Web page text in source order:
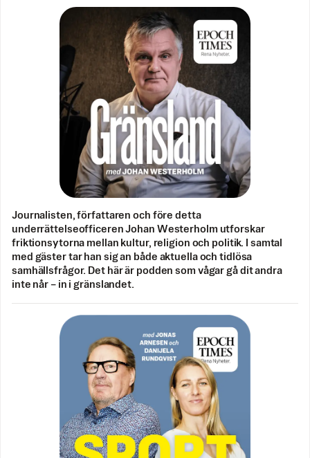
Journalisten, författaren och före detta
underrättelseofficeren Johan Westerholm utforskar
friktionsytorna mellan kultur, religion och politik. I samtal
med gäster tar han sig an både aktuella och tidlösa
samhällsfrågor. Det här är podden som vågar gå dit andra
inte når – in i gränslandet.